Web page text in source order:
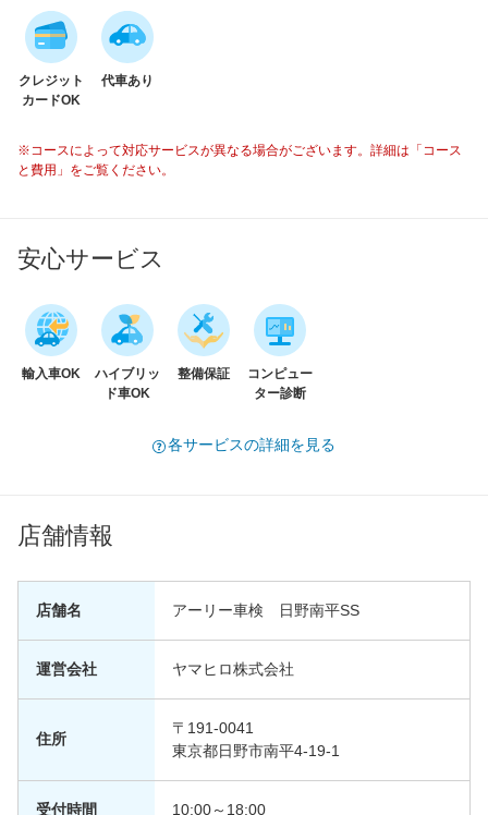
クレジット
カードOK
代車あり
※コースによって対応サービスが異なる場合がございます。詳細は「コース
と費用」をご覧ください。
安心サービス
輸入車OK
ハイブリッ
ド車OK
整備保証
コンピュー
ター診断
各サービスの詳細を見る
店舗情報
店舗名 アーリー車検 日野南平SS
運営会社 ヤマヒロ株式会社
住所
〒191-0041
東京都日野市南平4-19-1
受付時間 10:00～18:00